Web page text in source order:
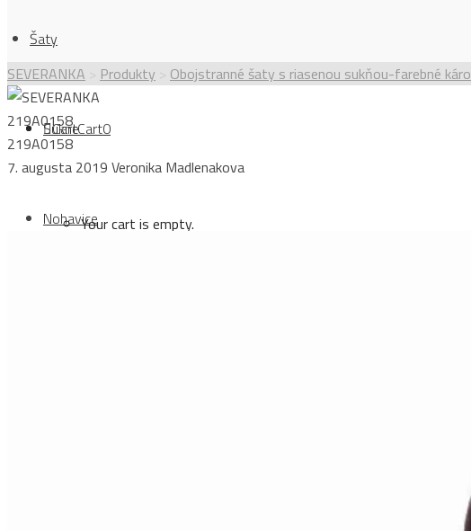
Šaty
Sukne
Nohavice
CartCart0
Your cart is empty.
SEVERANKA Produkty Obojstranné šaty s riasenou sukňou-farebné káro
219A0158
219A0158
7. augusta 2019 Veronika Madlenakova